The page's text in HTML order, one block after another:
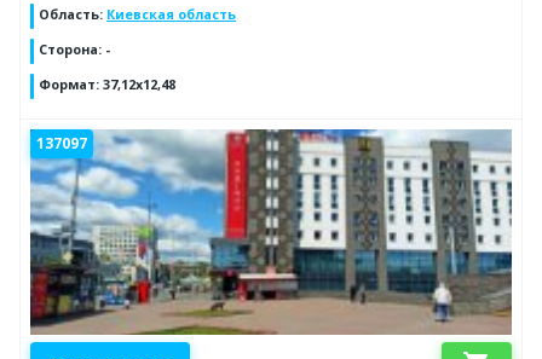
Область: Киевская область
Сторона: -
Формат: 37,12х12,48
137097